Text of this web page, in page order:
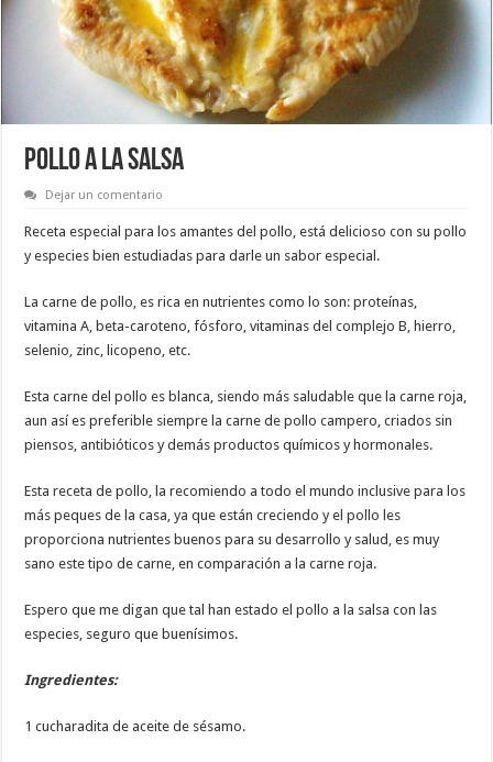
POLLO A LA SALSA
Dejar un comentario
Receta especial para los amantes del pollo, está delicioso con su pollo
y especies bien estudiadas para darle un sabor especial.
La carne de pollo, es rica en nutrientes como lo son: proteínas,
vitamina A, beta-caroteno, fósforo, vitaminas del complejo B, hierro,
selenio, zinc, licopeno, etc.
Esta carne del pollo es blanca, siendo más saludable que la carne roja,
aun así es preferible siempre la carne de pollo campero, criados sin
piensos, antibióticos y demás productos químicos y hormonales.
Esta receta de pollo, la recomiendo a todo el mundo inclusive para los
más peques de la casa, ya que están creciendo y el pollo les
proporciona nutrientes buenos para su desarrollo y salud, es muy
sano este tipo de carne, en comparación a la carne roja.
Espero que me digan que tal han estado el pollo a la salsa con las
especies, seguro que buenísimos.
Ingredientes:
1 cucharadita de aceite de sésamo.